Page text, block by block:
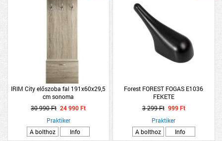
IRIM City előszoba fal 191x60x29,5
cm sonoma
30 990 Ft 24 990 Ft
Praktiker
A bolthoz
Info
Forest FOREST FOGAS E1036
FEKETE
3 299 Ft 999 Ft
Praktiker
A bolthoz
Info